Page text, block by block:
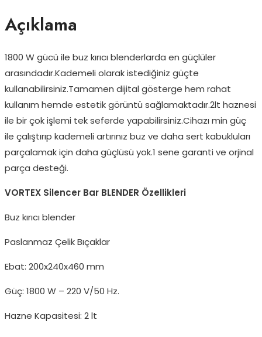
Açıklama
1800 W gücü ile buz kırıcı blenderlarda en güçlüler
arasındadır.Kademeli olarak istediğiniz güçte
kullanabilirsiniz.Tamamen dijital gösterge hem rahat
kullanım hemde estetik görüntü sağlamaktadır.2lt haznesi
ile bir çok işlemi tek seferde yapabilirsiniz.Cihazı min güç
ile çalıştırıp kademeli artırınız buz ve daha sert kabukluları
parçalamak için daha güçlüsü yok.1 sene garanti ve orjinal
parça desteği.
VORTEX Silencer Bar BLENDER Özellikleri
Buz kırıcı blender
Paslanmaz Çelik Bıçaklar
Ebat: 200x240x460 mm
Güç: 1800 W – 220 V/50 Hz.
Hazne Kapasitesi: 2 lt